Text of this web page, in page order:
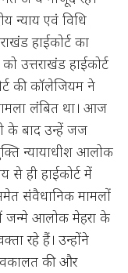
न्याय एवं विधि
हाईकोर्ट का
उत्तराखंड हाईकोर्ट
की कॉलेजियम ने
लंबित था। आज
के बाद उन्हें जज
न्यायाधीश आलोक
से ही हाईकोर्ट में
संवैधानिक मामलों
जन्मे आलोक मेहरा के
रहे हैं। उन्होंने
की और